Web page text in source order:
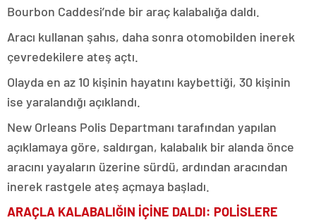
Bourbon Caddesi’nde bir araç kalabalığa daldı.
Aracı kullanan şahıs, daha sonra otomobilden inerek
çevredekilere ateş açtı.
Olayda en az 10 kişinin hayatını kaybettiği, 30 kişinin
ise yaralandığı açıklandı.
New Orleans Polis Departmanı tarafından yapılan
açıklamaya göre, saldırgan, kalabalık bir alanda önce
aracını yayaların üzerine sürdü, ardından aracından
inerek rastgele ateş açmaya başladı.
ARAÇLA KALABALIĞIN İÇİNE DALDI: POLİSLERE